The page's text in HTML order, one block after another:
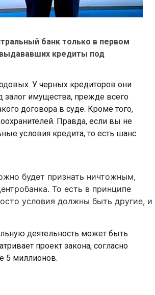
банк только в первом
кредиты под
У черных кредиторов они
залог имущества, прежде всего
договора в суде. Кроме того,
Правда, если вы не
условия кредита, то есть шанс
будет признать ничтожным,
То есть в принципе
условия должны быть другие, и
деятельность может быть
проект закона, согласно
5 миллионов.